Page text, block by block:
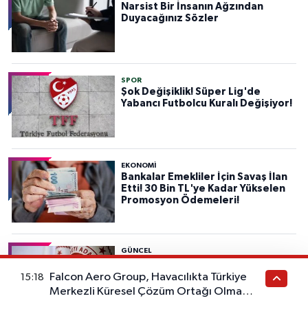
Narsist Bir İnsanın Ağzından
Duyacağınız Sözler
SPOR
Şok Değişiklik! Süper Lig'de
Yabancı Futbolcu Kuralı Değişiyor!
EKONOMİ
Bankalar Emekliler İçin Savaş İlan
Etti! 30 Bin TL'ye Kadar Yükselen
Promosyon Ödemeleri!
GÜNCEL
Bakanlığı Personel Alımı
Başvuruları Başladı! Son Başvuru
Tarihini Kaçırmayın!
15:18
Falcon Aero Group, Havacılıkta Türkiye
Merkezli Küresel Çözüm Ortağı Olma